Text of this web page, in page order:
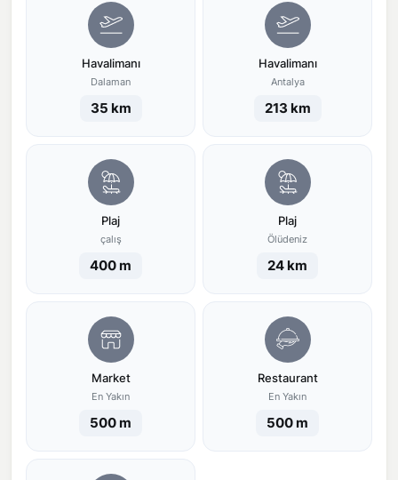
Havalimanı
Dalaman
35 km
Havalimanı
Antalya
213 km
Plaj
çalış
400 m
Plaj
Ölüdeniz
24 km
Market
En Yakın
500 m
Restaurant
En Yakın
500 m